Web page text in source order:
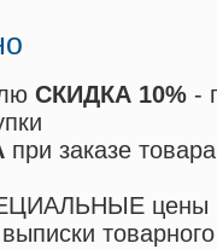
СКИДКА 10% -
при заказе
цены